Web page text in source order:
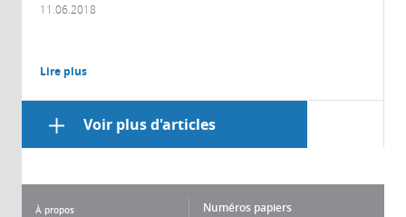
11.06.2018
Lire plus
Voir plus d'articles
À propos
Numéros papiers